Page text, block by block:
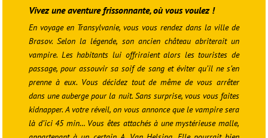
Vivez une aventure frissonnante, où vous voulez !
En voyage en Transylvanie, vous vous rendez dans la ville de
Brasov. Selon la légende, son ancien château abriterait un
vampire. Les habitants lui offriraient alors les touristes de
passage, pour assouvir sa soif de sang et éviter qu’il ne s’en
prenne à eux. Vous décidez tout de même de vous arrêter
dans une auberge pour la nuit. Sans surprise, vous vous faites
kidnapper.A votre réveil, on vous annonce que le vampire sera
là d’ici 45 min… Vous êtes attachés à une mystérieuse malle,